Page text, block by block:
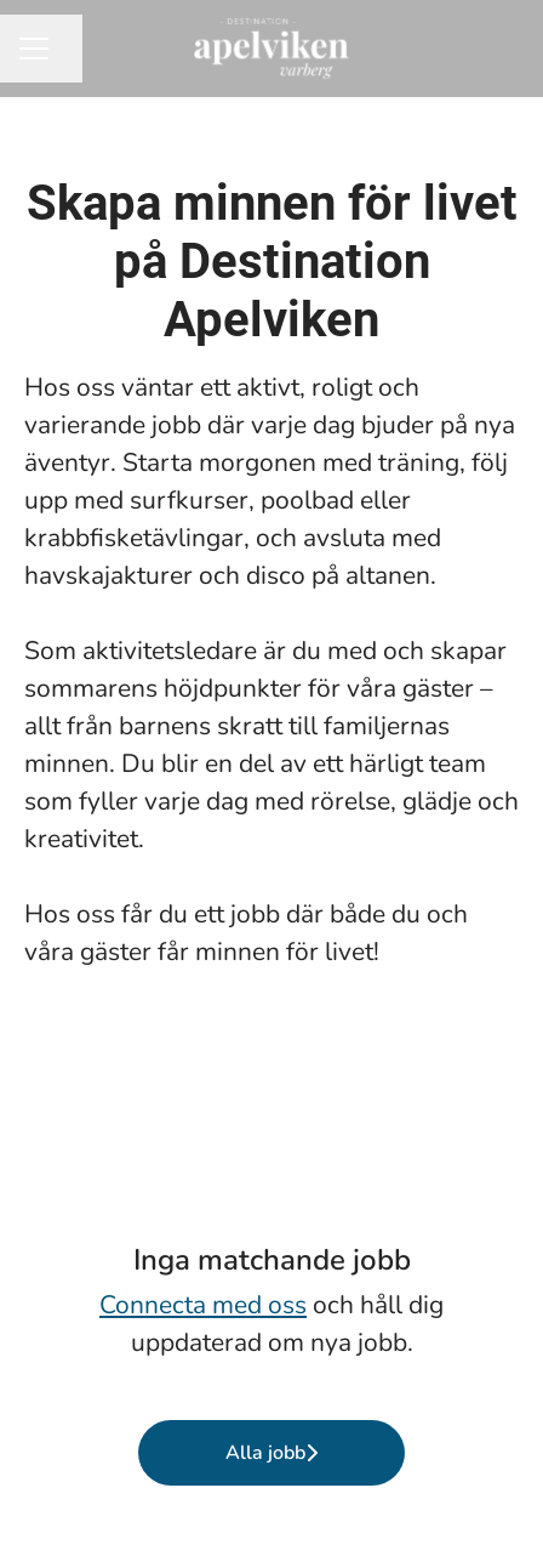
Skapa minnen för livet
på Destination
Apelviken
Hos oss väntar ett aktivt, roligt och
varierande jobb där varje dag bjuder på nya
äventyr. Starta morgonen med träning, följ
upp med surfkurser, poolbad eller
krabbfisketävlingar, och avsluta med
havskajakturer och disco på altanen.
Som aktivitetsledare är du med och skapar
sommarens höjdpunkter för våra gäster –
allt från barnens skratt till familjernas
minnen. Du blir en del av ett härligt team
som fyller varje dag med rörelse, glädje och
kreativitet.
Hos oss får du ett jobb där både du och
våra gäster får minnen för livet!
Inga matchande jobb
Connecta med oss och håll dig
uppdaterad om nya jobb.
Alla jobb